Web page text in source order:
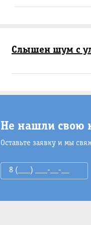
Слышен шум с
Не нашли свою
Оставьте заявку и мы